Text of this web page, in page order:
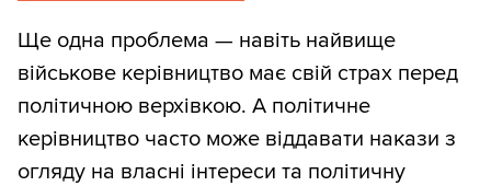
Ще одна проблема — навіть найвище
військове керівництво має свій страх перед
політичною верхівкою. А політичне
керівництво часто може віддавати накази з
огляду на власні інтереси та політичну